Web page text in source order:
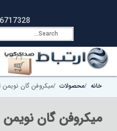
خانه محصولات میکروفن گان نویمن Neumann KMR 82 i